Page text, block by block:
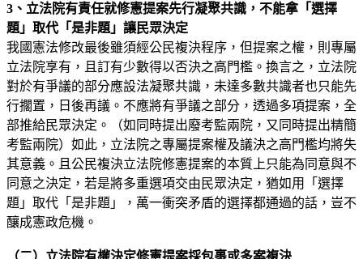
3 、立法院有責任就修憲提案先行凝聚共識，不能拿「選擇
題」取代「是非題」讓民眾決定
我國憲法修改最後雖須經公民複決程序，但提案之權，則專屬
立法院享有，且訂有少數得以否決之高門檻。換言之，立法院
對於有爭議的部分應設法凝聚共識，未達多數共識者也只能先
行擱置，日後再議。不應將有爭議之部分，透過多項提案，全
部推給民眾決定。（如同時提出廢考監兩院，又同時提出精簡
考監兩院）如此，立法院之專屬提案權及議決之高門檻均將失
其意義。且公民複決立法院修憲提案的本質上只能為同意與不
同意之決定，若是將多重選項交由民眾決定，猶如用「選擇
題」取代「是非題」，萬一衝突矛盾的選擇都通過的話，豈不
釀成憲政危機。
（二）立法院有權決定修憲提案採包裹或多案複決